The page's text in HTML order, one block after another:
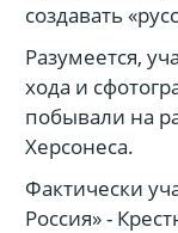
создавать
Разумеется,
хода и
побывали на
Херсонеса.
Фактически
Россия» -